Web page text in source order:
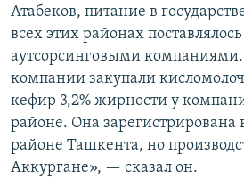
Атабеков, питание в
всех этих районах
аутсорсинговыми компаниями.
компании закупали
кефир 3,2% жирности у
районе. Она зарегистрирована
районе Ташкента, но
Аккургане», — сказал он.